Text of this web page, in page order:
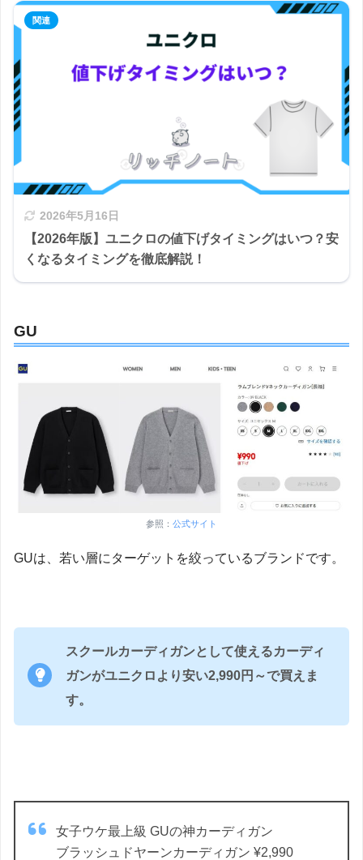
2026年5月16日
【2026年版】ユニクロの値下げタイミングはいつ？安
くなるタイミングを徹底解説！
GU
参照： 公式サイト
GUは、若い層にターゲットを絞っているブランドです。
スクールカーディガンとして使えるカーディ
ガンがユニクロより安い2,990円～で買えま
す。
女子ウケ最上級 GUの神カーディガン
ブラッシュドヤーンカーディガン ¥2,990